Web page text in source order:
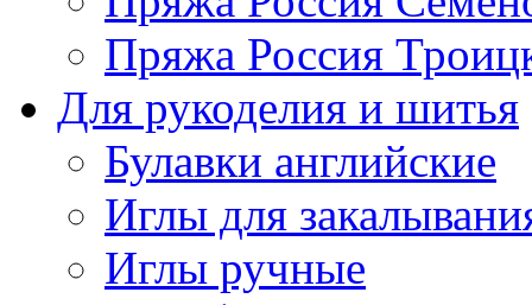
Пряжа Россия
Для рукоделия и шитья
Булавки английские
Иглы для
Иглы ручные